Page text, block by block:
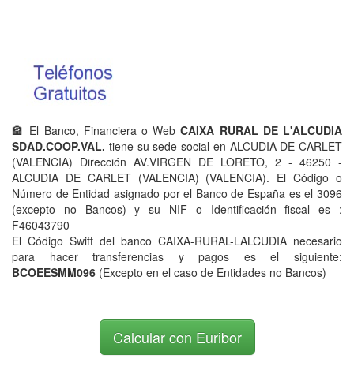
🏦 El Banco, Financiera o WebCAIXA RURAL DE L'ALCUDIA
SDAD.COOP.VAL. tiene su sede social en ALCUDIA DE CARLET
(VALENCIA) Dirección AV.VIRGEN DE LORETO, 2 - 46250 -
ALCUDIA DE CARLET (VALENCIA) (VALENCIA). El Código o
Número de Entidad asignado por el Banco de España es el 3096
(excepto no Bancos) y su NIF o Identificación fiscal es :
F46043790
El Código Swift del banco CAIXA-RURAL-LALCUDIA necesario
para hacer transferencias y pagos es el siguiente:
BCOEESMM096 (Excepto en el caso de Entidades no Bancos)
Calcular con Euribor